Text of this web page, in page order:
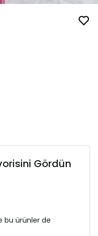
Gördün
bu ürünler de